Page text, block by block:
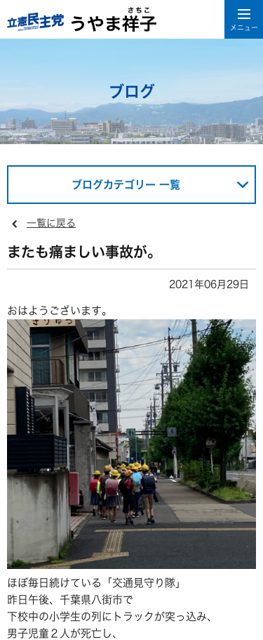
ブログ
ブログカテゴリー 一覧
一覧に戻る
またも痛ましい事故が。
2021年06月29日
おはようございます。
ほぼ毎日続けている「交通見守り隊」
昨日午後、千葉県八街市で
下校中の小学生の列にトラックが突っ込み、
男子児童２人が死亡し、